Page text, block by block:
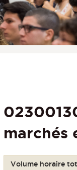
marchés
Volume horaire